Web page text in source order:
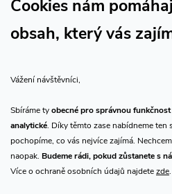
Cookies nám
obsah, který vás
Vážení návštěvníci,
Sbíráme tyobecné pro správnou funkčnost
analytické. Díky těmto zase nabídneme ten
pochopíme, co vás nejvíce zajímá.
naopak. Budeme rádi, pokud zůstanete s
Více o ochraně osobních údajů najdetezde.
Přijímáme online platby